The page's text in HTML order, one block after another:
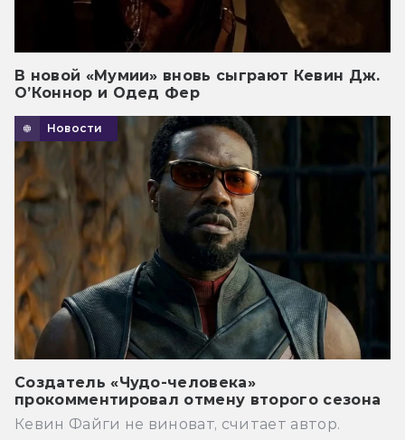
В новой «Мумии» вновь сыграют Кевин Дж.
О’Коннор и Одед Фер
Новости
Создатель «Чудо-человека»
прокомментировал отмену второго сезона
Кевин Файги не виноват, считает автор.